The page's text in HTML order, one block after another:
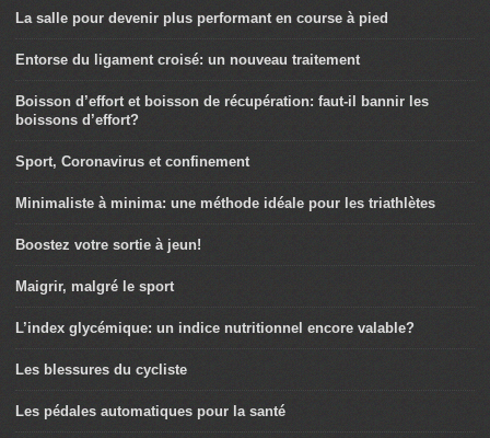
La salle pour devenir plus performant en course à pied
Entorse du ligament croisé: un nouveau traitement
Boisson d’effort et boisson de récupération: faut-il bannir les
boissons d’effort?
Sport, Coronavirus et confinement
Minimaliste à minima: une méthode idéale pour les triathlètes
Boostez votre sortie à jeun!
Maigrir, malgré le sport
L’index glycémique: un indice nutritionnel encore valable?
Les blessures du cycliste
Les pédales automatiques pour la santé